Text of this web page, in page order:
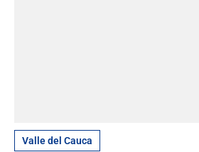
Valle del Cauca